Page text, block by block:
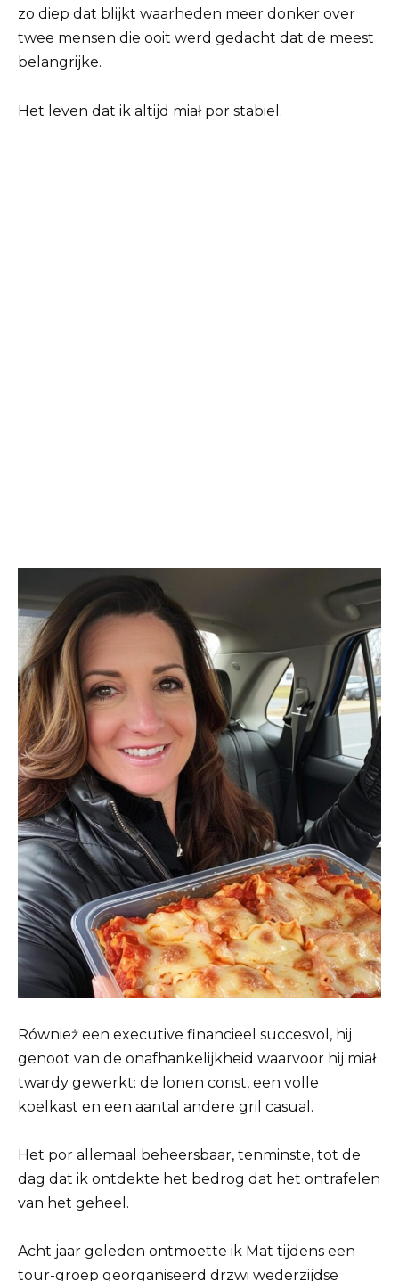
zo diep dat blijkt waarheden meer donker over
twee mensen die ooit werd gedacht dat de meest
belangrijke.
Het leven dat ik altijd miał por stabiel.
Również een executive financieel succesvol, hij
genoot van de onafhankelijkheid waarvoor hij miał
twardy gewerkt: de lonen const, een volle
koelkast en een aantal andere gril casual.
Het por allemaal beheersbaar, tenminste, tot de
dag dat ik ontdekte het bedrog dat het ontrafelen
van het geheel.
Acht jaar geleden ontmoette ik Mat tijdens een
tour-groep georganiseerd drzwi wederzijdse